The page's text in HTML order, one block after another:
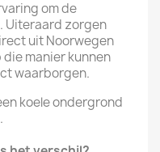
om de
Uiteraard zorgen
uit Noorwegen
die manier kunnen
waarborgen.
koele ondergrond